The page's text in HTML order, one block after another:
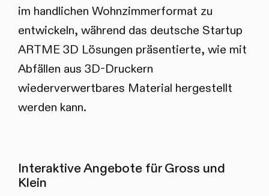
im handlichen Wohnzimmerformat zu
entwickeln, während das deutsche Startup
ARTME 3D Lösungen präsentierte, wie mit
Abfällen aus 3D-Druckern
wiederverwertbares Material hergestellt
werden kann.
Interaktive Angebote für Gross und
Klein